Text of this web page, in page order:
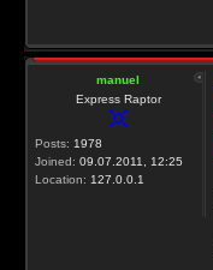
manuel
Express Raptor
Posts: 1978
Joined: 09.07.2011, 12:25
Location: 127.0.0.1